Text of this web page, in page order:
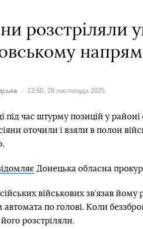
розстріляли
Дата:
13:50, 28 листопада 2025
під час штурму позицій у
оточили і взяли в полон
Донецька обласна
військових зв’язав йому
по голові. Коли
розстріляли.